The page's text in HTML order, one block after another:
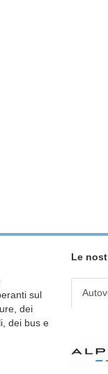
sul
dei
dei bus e
Le